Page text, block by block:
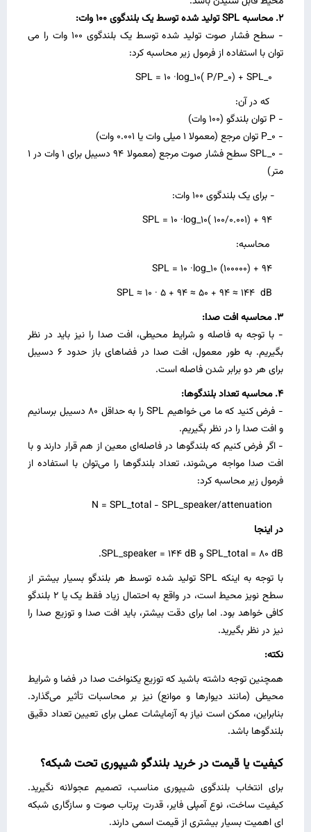
2. محاسبه SPL تولید شده توسط یک بلندگوی 100 وات:
- سطح فشار صوت تولید شده توسط یک بلندگوی 100 وات را می‌
توان با استفاده از فرمول زیر محاسبه کرد:
که در آن:
- P توان بلندگو (100 وات)
- P_0 توان مرجع (معمولا 1 میلی‌ وات یا 0.001 وات)
- SPL_0 سطح فشار صوت مرجع (معمولا 94 دسیبل برای 1 وات در 1
متر)
- برای یک بلندگوی 100 وات:
محاسبه:
3. محاسبه افت صدا:
- با توجه به فاصله و شرایط محیطی، افت صدا را نیز باید در نظر
بگیریم. به طور معمول، افت صدا در فضاهای باز حدود 6 دسیبل
برای هر دو برابر شدن فاصله است.
4. محاسبه تعداد بلندگوها:
- فرض کنید که ما می‌ خواهیم SPL را به حداقل 80 دسیبل برسانیم
و افت صدا را در نظر بگیریم.
- اگر فرض کنیم که بلندگوها در فاصله‌ای معین از هم قرار دارند و با
افت صدا مواجه می‌شوند، تعداد بلندگوها را می‌توان با استفاده از
فرمول زیر محاسبه کرد:
در اینجا
SPL_total = 80 dB و SPL_speaker = 144 dB.
با توجه به اینکه SPL تولید شده توسط هر بلندگو بسیار بیشتر از
سطح نویز محیط است، در واقع به احتمال زیاد فقط یک یا 2 بلندگو
کافی خواهد بود. اما برای دقت بیشتر، باید افت صدا و توزیع صدا را
نیز در نظر بگیرید.
نکته:
همچنین توجه داشته باشید که توزیع یکنواخت صدا در فضا و شرایط
محیطی (مانند دیوارها و موانع) نیز بر محاسبات تأثیر می‌گذارد.
بنابراین، ممکن است نیاز به آزمایشات عملی برای تعیین تعداد دقیق
بلندگوها باشد.
کیفیت یا قیمت در خرید بلندگو شیپوری تحت شبکه؟
برای انتخاب بلندگوی شیپوری مناسب، تصمیم عجولانه نگیرید.
کیفیت ساخت، نوع آمپلی ‌فایر، قدرت پرتاب صوت و سازگاری شبکه
‌ای اهمیت بسیار بیشتری از قیمت اسمی دارند.